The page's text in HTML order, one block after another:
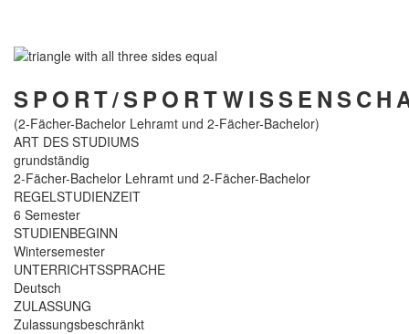
SPORT/
(2-Fächer-Bachelor Lehramt und 2-Fächer-Bachelor)
ART DES STUDIUMS
grundständig
2-Fächer-Bachelor Lehramt und 2-Fächer-Bachelor
REGELSTUDIENZEIT
6 Semester
STUDIENBEGINN
Wintersemester
UNTERRICHTSSPRACHE
Deutsch
ZULASSUNG
Zulassungsbeschränkt